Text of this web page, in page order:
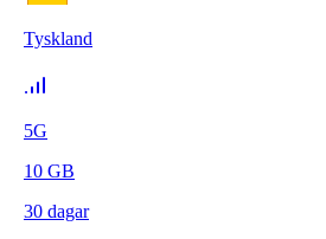
Tyskland
5G
10 GB
30 dagar